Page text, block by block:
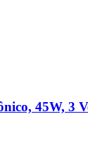
45W, 3